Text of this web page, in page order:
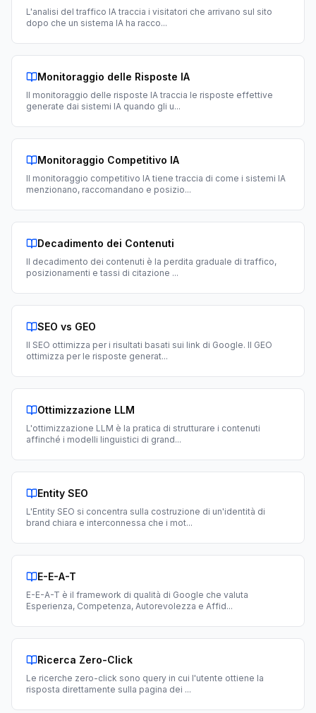
L'analisi del traffico IA traccia i visitatori che arrivano sul sito
dopo che un sistema IA ha racco...
Monitoraggio delle Risposte IA
Il monitoraggio delle risposte IA traccia le risposte effettive
generate dai sistemi IA quando gli u...
Monitoraggio Competitivo IA
Il monitoraggio competitivo IA tiene traccia di come i sistemi IA
menzionano, raccomandano e posizio...
Decadimento dei Contenuti
Il decadimento dei contenuti è la perdita graduale di traffico,
posizionamenti e tassi di citazione ...
SEO vs GEO
Il SEO ottimizza per i risultati basati sui link di Google. Il GEO
ottimizza per le risposte generat...
Ottimizzazione LLM
L'ottimizzazione LLM è la pratica di strutturare i contenuti
affinché i modelli linguistici di grand...
Entity SEO
L'Entity SEO si concentra sulla costruzione di un'identità di
brand chiara e interconnessa che i mot...
E-E-A-T
E-E-A-T è il framework di qualità di Google che valuta
Esperienza, Competenza, Autorevolezza e Affid...
Ricerca Zero-Click
Le ricerche zero-click sono query in cui l'utente ottiene la
risposta direttamente sulla pagina dei ...